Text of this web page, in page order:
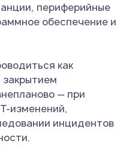
периферийные
обеспечение и
как
— при
изменений,
инцидентов